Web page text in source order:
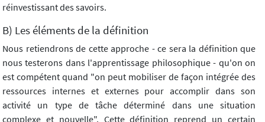
réinvestissant des savoirs.
B) Les éléments de la définition
Nous retiendrons de cette approche - ce sera la définition que
nous testerons dans l'apprentissage philosophique - qu'on on
est compétent quand "on peut mobiliser de façon intégrée des
ressources internes et externes pour accomplir dans son
activité un type de tâche déterminé dans une situation
complexe et nouvelle". Cette définition reprend un certain